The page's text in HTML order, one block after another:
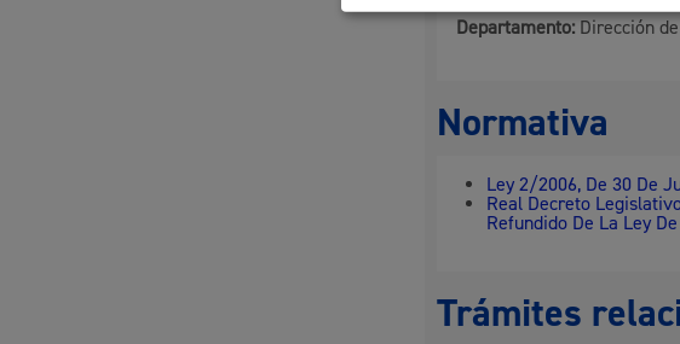
Departamento: Dirección
Normativa
Ley 2/2006, De 30 De
Real Decreto
Refundido De La Ley
Trámites